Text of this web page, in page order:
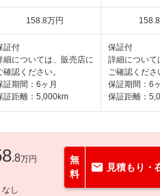
158.8万円 158.8
証付
細については、販売店に
確認ください。
証期間：6ヶ月
証距離：5,000km
保証付
詳細について
ご確認くださ
保証期間：6
保証距離：
.8万円
なし
無
料
見積もり・